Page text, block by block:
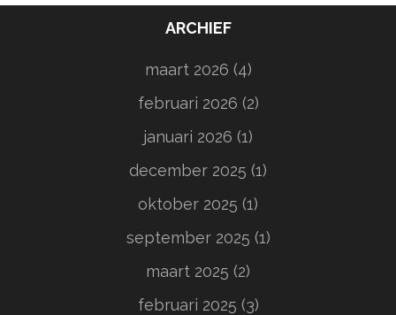
ARCHIEF
maart 2026 (4)
februari 2026 (2)
januari 2026 (1)
december 2025 (1)
oktober 2025 (1)
september 2025 (1)
maart 2025 (2)
februari 2025 (3)